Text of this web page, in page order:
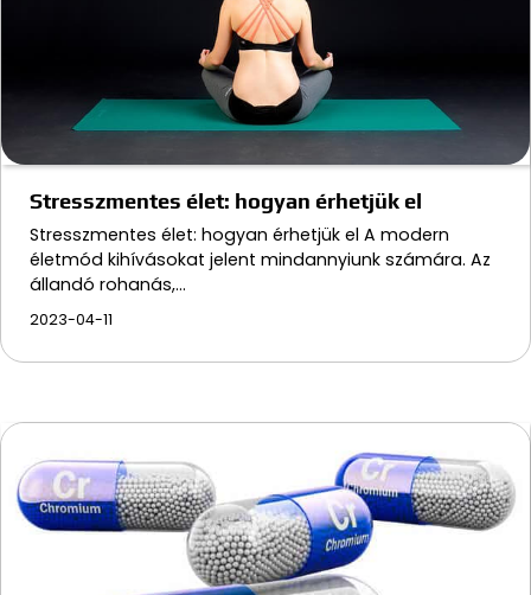
Stresszmentes élet: hogyan érhetjük el
Stresszmentes élet: hogyan érhetjük el A modern
életmód kihívásokat jelent mindannyiunk számára. Az
állandó rohanás,…
2023-04-11